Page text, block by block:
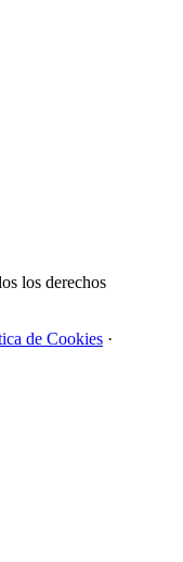
los derechos
de Cookies ·